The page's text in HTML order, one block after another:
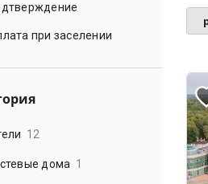
при заселении
12
дома 1